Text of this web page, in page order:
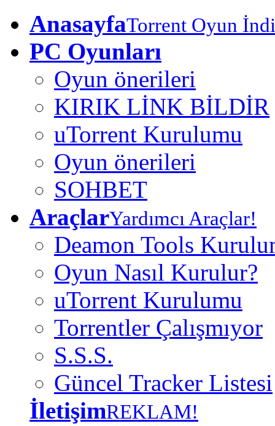
AnasayfaTorrent Oyun
PC Oyunları
Oyun önerileri
KIRIK LİNK BİLDİR
uTorrent Kurulumu
Oyun önerileri
SOHBET
AraçlarYardımcı Araçlar!
Deamon Tools
Oyun Nasıl Kurulur?
uTorrent Kurulumu
Torrentler Çalışmıyor
S.S.S.
Güncel Tracker Listesi
İletişimREKLAM!